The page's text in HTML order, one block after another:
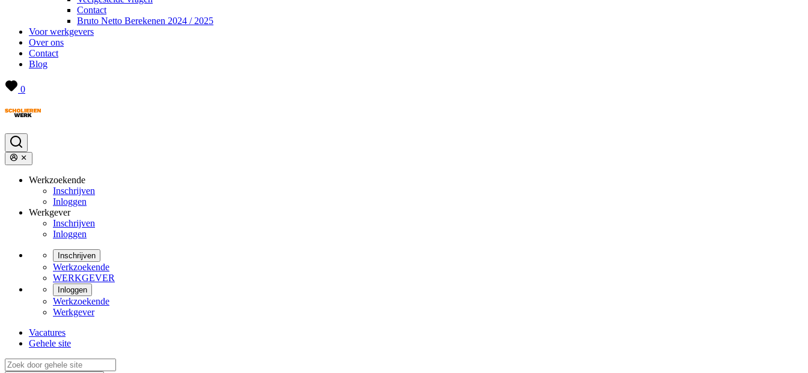
Contact
Bruto Netto Berekenen 2024 / 2025
Voor werkgevers
Over ons
Contact
Blog
0
Werkzoekende
Inschrijven
Inloggen
Werkgever
Inschrijven
Inloggen
Inschrijven
Werkzoekende
WERKGEVER
Inloggen
Werkzoekende
Werkgever
Vacatures
Gehele site